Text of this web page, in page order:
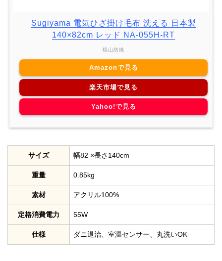
Sugiyama 電気ひざ掛け毛布 洗える 日本製
140×82cm レッド NA-055H-RT
椙山紡織
Amazonで見る
楽天市場で見る
Yahoo!で見る
サイズ 幅82 ×長さ140cm
重量 0.85kg
素材 アクリル100%
定格消費電力 55W
仕様 ダニ退治、室温センサー、丸洗いOK